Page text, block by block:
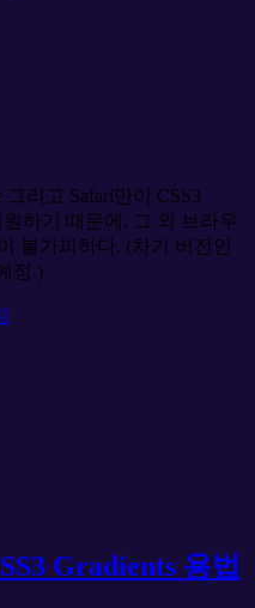
리고 Safari만이 CSS3
원하기 때문에, 그 외 브라우
불가피하다. (차기 버전인
정.)
Gradients 용법